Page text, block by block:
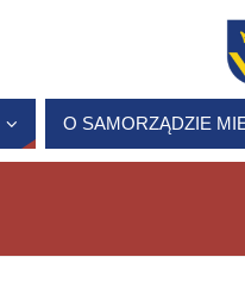
O SAMORZĄDZIE